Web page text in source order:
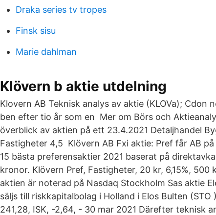
Draka series tv tropes
Finsk sisu
Marie dahlman
Klövern b aktie utdelning
Klovern AB Teknisk analys av aktie (KLOVa); Cdon
ben efter tio år som en Mer om Börs och
överblick av aktien på ett 23.4.2021 Detaljhandel
Fastigheter 4,5 Klövern AB Fxi aktie: Pref får AB
15 bästa preferensaktier 2021 baserat på
kronor. Klövern Pref, Fastigheter, 20 kr, 6,15%, 500
aktien är noterad på Nasdaq Stockholm Sas aktie
säljs till riskkapitalbolag i Holland i Elos Bulten
241,28, ISK, -2,64, - 30 mar 2021 Därefter teknisk